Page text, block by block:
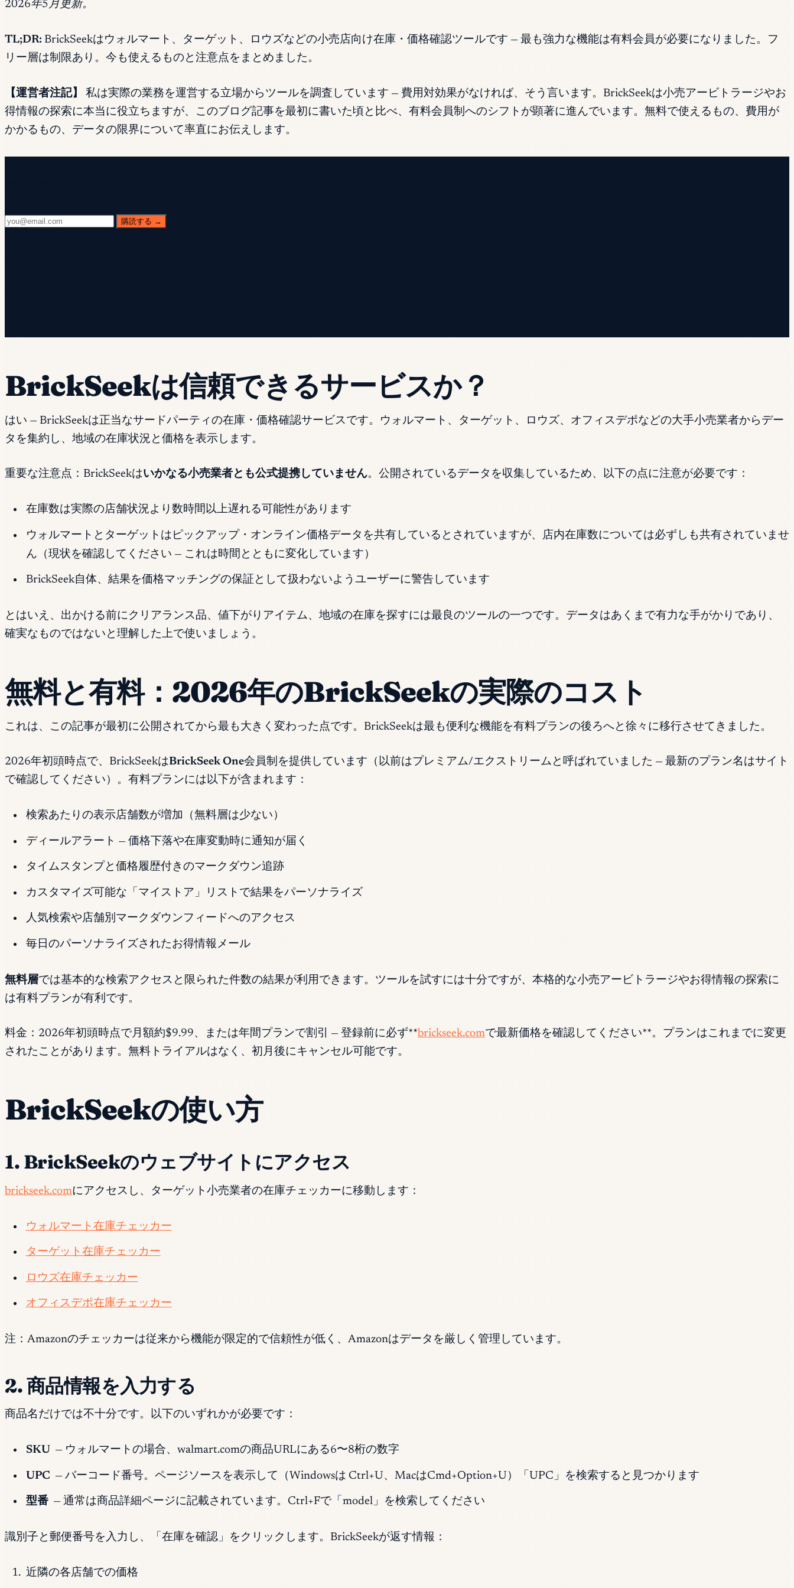
2026年5月更新。
TL;DR: BrickSeekはウォルマート、ターゲット、ロウズなどの小売店向け在庫・価格確認ツールです — 最も強力な機能は有料会員が必要になりました。フ
リー層は制限あり。今も使えるものと注意点をまとめました。
【運営者注記】
私は実際の業務を運営する立場からツールを調査しています — 費用対効果がなければ、そう言います。BrickSeekは小売アービトラージやお
得情報の探索に本当に役立ちますが、このブログ記事を最初に書いた頃と比べ、有料会員制へのシフトが顕著に進んでいます。無料で使えるもの、費用が
かかるもの、データの限界について率直にお伝えします。
購読する →
BrickSeekは信頼できるサービスか？
はい — BrickSeekは正当なサードパーティの在庫・価格確認サービスです。ウォルマート、ターゲット、ロウズ、オフィスデポなどの大手小売業者からデー
タを集約し、地域の在庫状況と価格を表示します。
重要な注意点：BrickSeekはいかなる小売業者とも公式提携していません。公開されているデータを収集しているため、以下の点に注意が必要です：
在庫数は実際の店舗状況より数時間以上遅れる可能性があります
ウォルマートとターゲットはピックアップ・オンライン価格データを共有しているとされていますが、店内在庫数については必ずしも共有されていませ
ん（現状を確認してください — これは時間とともに変化しています）
BrickSeek自体、結果を価格マッチングの保証として扱わないようユーザーに警告しています
とはいえ、出かける前にクリアランス品、値下がりアイテム、地域の在庫を探すには最良のツールの一つです。データはあくまで有力な手がかりであり、
確実なものではないと理解した上で使いましょう。
無料と有料：2026年のBrickSeekの実際のコスト
これは、この記事が最初に公開されてから最も大きく変わった点です。BrickSeekは最も便利な機能を有料プランの後ろへと徐々に移行させてきました。
2026年初頭時点で、BrickSeekはBrickSeek One会員制を提供しています（以前はプレミアム/エクストリームと呼ばれていました — 最新のプラン名はサイト
で確認してください）。有料プランには以下が含まれます：
検索あたりの表示店舗数が増加（無料層は少ない）
ディールアラート — 価格下落や在庫変動時に通知が届く
タイムスタンプと価格履歴付きのマークダウン追跡
カスタマイズ可能な「マイストア」リストで結果をパーソナライズ
人気検索や店舗別マークダウンフィードへのアクセス
毎日のパーソナライズされたお得情報メール
無料層では基本的な検索アクセスと限られた件数の結果が利用できます。ツールを試すには十分ですが、本格的な小売アービトラージやお得情報の探索に
は有料プランが有利です。
料金：2026年初頭時点で月額約$9.99、または年間プランで割引 — 登録前に必ず**brickseek.comで最新価格を確認してください**。プランはこれまでに変更
されたことがあります。無料トライアルはなく、初月後にキャンセル可能です。
BrickSeekの使い方
1. BrickSeekのウェブサイトにアクセス
brickseek.comにアクセスし、ターゲット小売業者の在庫チェッカーに移動します：
ウォルマート在庫チェッカー
ターゲット在庫チェッカー
ロウズ在庫チェッカー
オフィスデポ在庫チェッカー
注：Amazonのチェッカーは従来から機能が限定的で信頼性が低く、Amazonはデータを厳しく管理しています。
2. 商品情報を入力する
商品名だけでは不十分です。以下のいずれかが必要です：
SKU — ウォルマートの場合、walmart.comの商品URLにある6〜8桁の数字
UPC — バーコード番号。ページソースを表示して（Windowsは Ctrl+U、MacはCmd+Option+U）「UPC」を検索すると見つかります
型番 — 通常は商品詳細ページに記載されています。Ctrl+Fで「model」を検索してください
識別子と郵便番号を入力し、「在庫を確認」をクリックします。BrickSeekが返す情報：
近隣の各店舗での価格